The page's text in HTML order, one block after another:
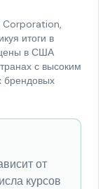
Corporation,
итоги в
в США
с высоким
брендовых
от
курсов